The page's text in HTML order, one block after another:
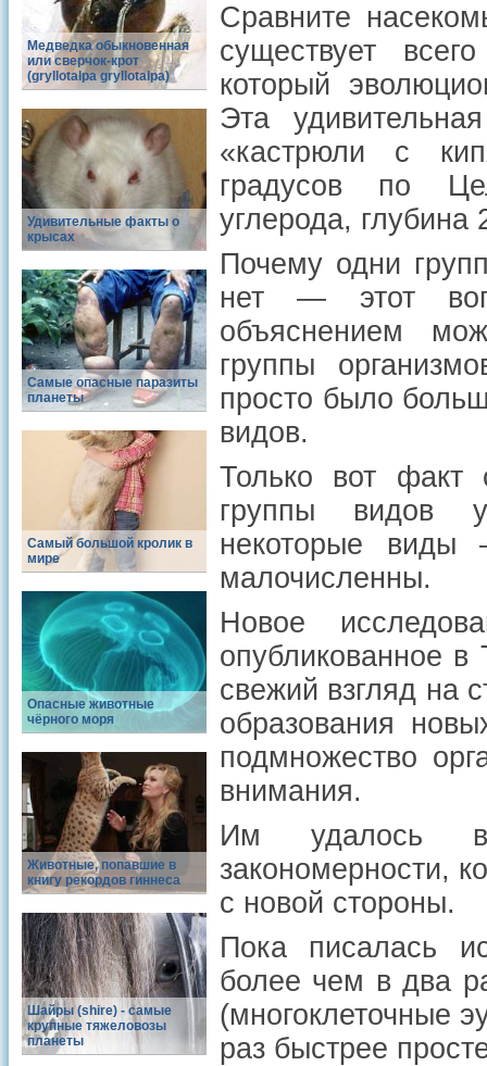
Медведка обыкновенная
или сверчок-крот
(gryllotalpa gryllotalpa)
Удивительные факты о
крысах
Самые опасные паразиты
планеты
Самый большой кролик в
мире
Опасные животные
чёрного моря
Животные, попавшие в
книгу рекордов гиннеса
Шайры (shire) - самые
крупные тяжеловозы
планеты
Сравните
существует
который
Эта
«кастрюли с
градусов по
углерода,
Почему одни
нет — этот
объяснением
группы
просто было
видов.
Только вот факт
группы видов
некоторые
малочисленны.
Новое
опубликованное в
свежий взгляд на
образования
подмножество
внимания.
Им удалось
закономерности,
с новой стороны.
Пока писалась
более чем в два
(многоклеточные
раз быстрее